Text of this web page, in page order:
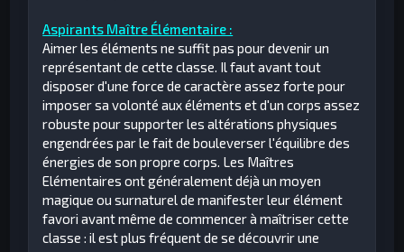
Aspirants Maître Élémentaire :
Aimer les éléments ne suffit pas pour devenir un
représentant de cette classe. Il faut avant tout
disposer d'une force de caractère assez forte pour
imposer sa volonté aux éléments et d'un corps assez
robuste pour supporter les altérations physiques
engendrées par le fait de bouleverser l'équilibre des
énergies de son propre corps. Les Maîtres
Elémentaires ont généralement déjà un moyen
magique ou surnaturel de manifester leur élément
favori avant même de commencer à maîtriser cette
classe : il est plus fréquent de se découvrir une